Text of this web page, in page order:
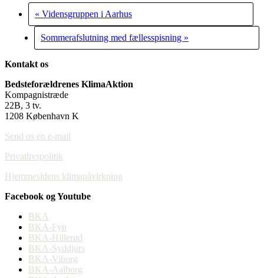
« Vidensgruppen i Aarhus
Sommerafslutning med fællesspisning »
Kontakt os
Bedsteforældrenes KlimaAktion
Kompagnistræde
22B, 3 tv.
1208 København K
Send os en e-mail
Privatlivspolitik
Hjemmesidens klimapåvirkning
Facebook og Youtube
BKA
BKA-Fyn
BKA-Hillerød
BKA-Syddjurs
BKA-Viborg
BKA-Aalborg